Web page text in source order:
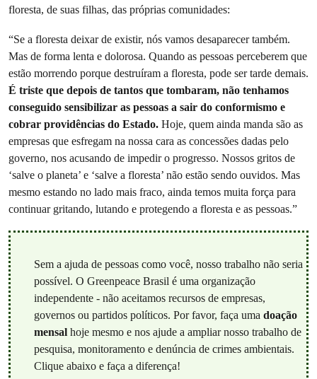
floresta, de suas filhas, das próprias comunidades:
“Se a floresta deixar de existir, nós vamos desaparecer também.
Mas de forma lenta e dolorosa. Quando as pessoas perceberem que
estão morrendo porque destruíram a floresta, pode ser tarde demais.
É triste que depois de tantos que tombaram, não tenhamos
conseguido sensibilizar as pessoas a sair do conformismo e
cobrar providências do Estado. Hoje, quem ainda manda são as
empresas que esfregam na nossa cara as concessões dadas pelo
governo, nos acusando de impedir o progresso. Nossos gritos de
‘salve o planeta’ e ‘salve a floresta’ não estão sendo ouvidos. Mas
mesmo estando no lado mais fraco, ainda temos muita força para
continuar gritando, lutando e protegendo a floresta e as pessoas.”
Sem a ajuda de pessoas como você, nosso trabalho não seria
possível. O Greenpeace Brasil é uma organização
independente - não aceitamos recursos de empresas,
governos ou partidos políticos. Por favor, faça uma doação
mensalhoje mesmo e nos ajude a ampliar nosso trabalho de
pesquisa, monitoramento e denúncia de crimes ambientais.
Clique abaixo e faça a diferença!